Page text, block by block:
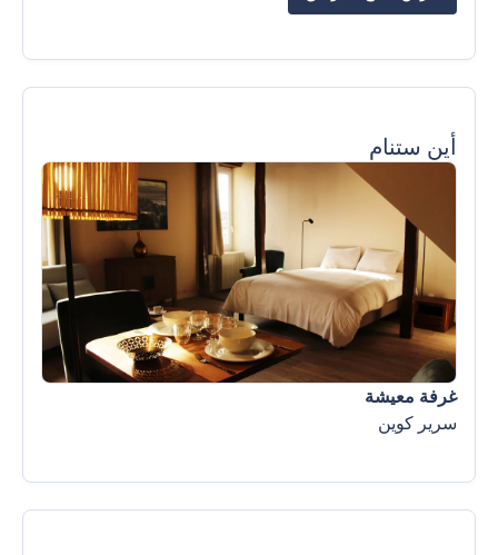
أين ستنام
غرفة معيشة
سرير كوين